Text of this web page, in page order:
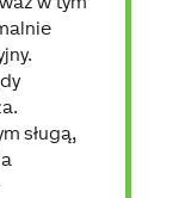
sługą,